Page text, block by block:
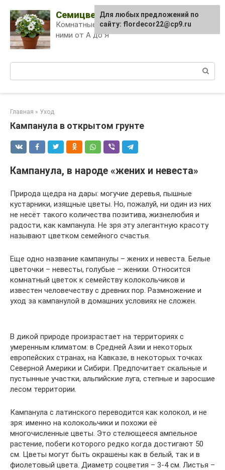
content
Семицветик
Комнатные растения и уход за
ними от А до Я
Главная » Уход
Кампанула в открытом грунте
Кампанула, в народе «жених и невеста»
Природа щедра на дары: могучие деревья, пышные
кустарники, изящные цветы. Но, пожалуй, ни один из них
не несёт такого количества позитива, жизнелюбия и
радости, как кампанула. Не зря эту элегантную красоту
называют цветком семейного счастья.
Еще одно название кампанулы – жених и невеста. Белые
цветочки – невесты, голубые – женихи. Относится
комнатный цветок к семейству колокольчиков и
известен человечеству с древних пор. Размножение и
уход за кампанулой в домашних условиях не сложен.
В дикой природе произрастает на территориях с
умеренным климатом: в Средней Азии и некоторых
европейских странах, на Кавказе, в некоторых точках
Северной Америки и Сибири. Предпочитает скальные и
пустынные участки, альпийские луга, степные и заросшие
лесом территории.
Кампанула с латинского переводится как колокол, и не
зря: именно на колокольчики и похожи её
многочисленные цветы. Это стелющееся ампельное
растение, побеги которого редко когда достигают 50
см. Цветы могут быть окрашены как в белый, так и в
фиолетовый цвета. Диаметр соцветия – 3-4 см. Листья –
Для любых предложений по
сайту: flordecor22@cp9.ru